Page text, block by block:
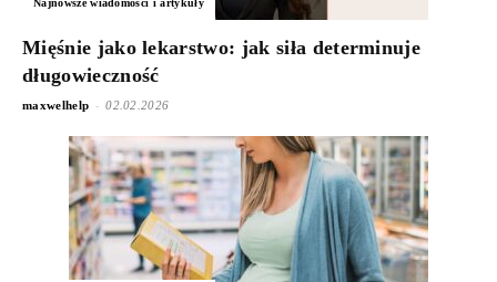
Najnowsze wiadomości i artykuły
Mięśnie jako lekarstwo: jak siła determinuje
długowieczność
maxwelhelp - 02.02.2026